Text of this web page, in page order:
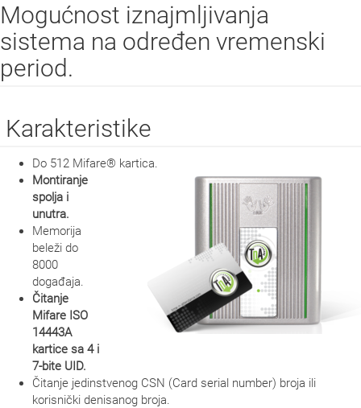
Mogućnost iznajmljivanja
sistema na određen vremenski
period.
Karakteristike
Do 512 Mifare® kartica.
Montiranje
spolja i
unutra.
Memorija
beleži do
8000
događaja.
Čitanje
Mifare ISO
14443A
kartice sa 4 i
7-bite UID.
Čitanje jedinstvenog CSN (Card serial number) broja ili
korisnički denisanog broja.